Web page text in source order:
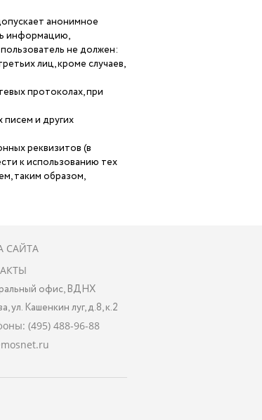
анонимное
информацию,
не должен:
лиц, кроме случаев,
протоколах, при
и других
реквизитов (в
к использованию тех
таким образом,
САЙТА
офис, ВДНХ
ул. Кашенкин луг, д.8, к.2
(495) 488-96-88